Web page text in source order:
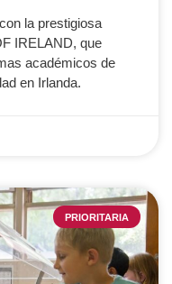
la prestigiosa
IRELAND, que
académicos de
en Irlanda.
PRIORITARIA